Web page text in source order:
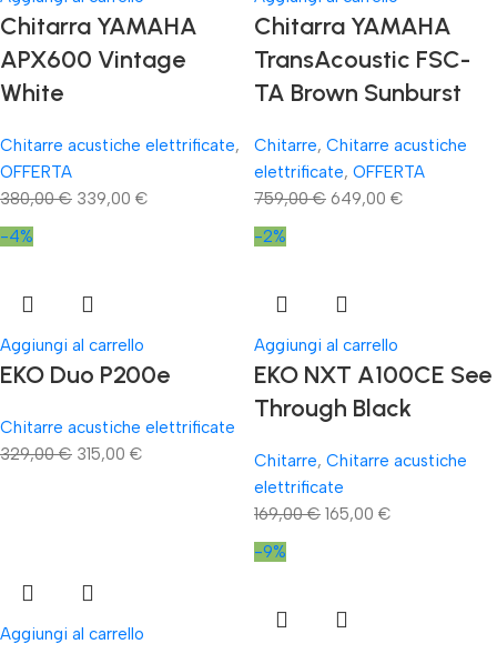
Chitarra YAMAHA
APX600 Vintage
White
Chitarre acustiche elettrificate,
OFFERTA
380,00€ 339,00 €
Chitarra YAMAHA
TransAcoustic FSC-
TA Brown Sunburst
Chitarre, Chitarre acustiche
elettrificate, OFFERTA
759,00€ 649,00 €
-4%
Aggiungi al carrello
EKO Duo P200e
Chitarre acustiche elettrificate
329,00€ 315,00 €
-2%
Aggiungi al carrello
EKO NXT A100CE See
Through Black
Chitarre, Chitarre acustiche
elettrificate
169,00€ 165,00 €
Aggiungi al carrello
-9%